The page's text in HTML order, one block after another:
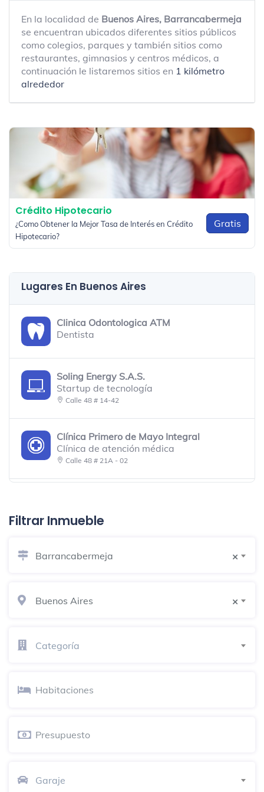
En la localidad de Buenos Aires, Barrancabermeja
se encuentran ubicados diferentes sitios públicos
como colegios, parques y también sitios como
restaurantes, gimnasios y centros médicos, a
continuación le listaremos sitios en 1 kilómetro
alrededor
Crédito Hipotecario
¿Como Obtener la Mejor Tasa de Interés en Crédito
Hipotecario?
Gratis
Lugares En Buenos Aires
Clinica Odontologica ATM
Dentista
Soling Energy S.A.S.
Startup de tecnología
Calle 48 # 14-42
Clínica Primero de Mayo Integral
Clínica de atención médica
Calle 48 # 21A - 02
Calle 47 # 15-63
Nealb Nails Spa
Calle 52 # 25-27
LCD
Filtrar Inmueble
×
Barrancabermeja
×
Buenos Aires
Categoría
Garaje